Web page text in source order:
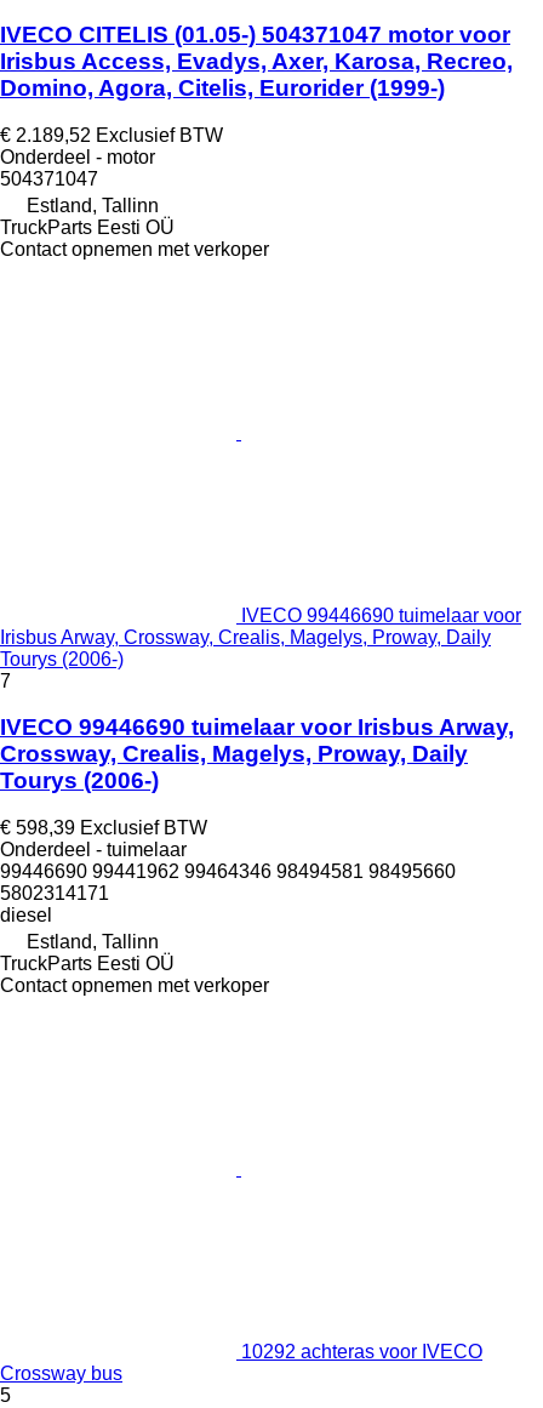
IVECO CITELIS (01.05-) 504371047 motor voor
Irisbus Access, Evadys, Axer, Karosa, Recreo,
Domino, Agora, Citelis, Eurorider (1999-)
€ 2.189,52 Exclusief BTW
Onderdeel - motor
504371047
Estland, Tallinn
TruckParts Eesti OÜ
Contact opnemen met verkoper
IVECO 99446690 tuimelaar voor
Irisbus Arway, Crossway, Crealis, Magelys, Proway, Daily
Tourys (2006-)
7
IVECO 99446690 tuimelaar voor Irisbus Arway,
Crossway, Crealis, Magelys, Proway, Daily
Tourys (2006-)
€ 598,39 Exclusief BTW
Onderdeel - tuimelaar
99446690 99441962 99464346 98494581 98495660
5802314171
diesel
Estland, Tallinn
TruckParts Eesti OÜ
Contact opnemen met verkoper
10292 achteras voor IVECO
Crossway bus
5